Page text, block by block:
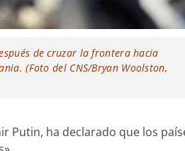
de cruzar la frontera hacia
(Foto del CNS/Bryan Woolston,
Putin, ha declarado que los